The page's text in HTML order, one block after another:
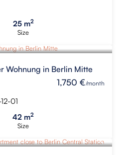
25 m2
Size
1,750 €/month
Wohnung in Berlin Mitte
01
42 m2
Size